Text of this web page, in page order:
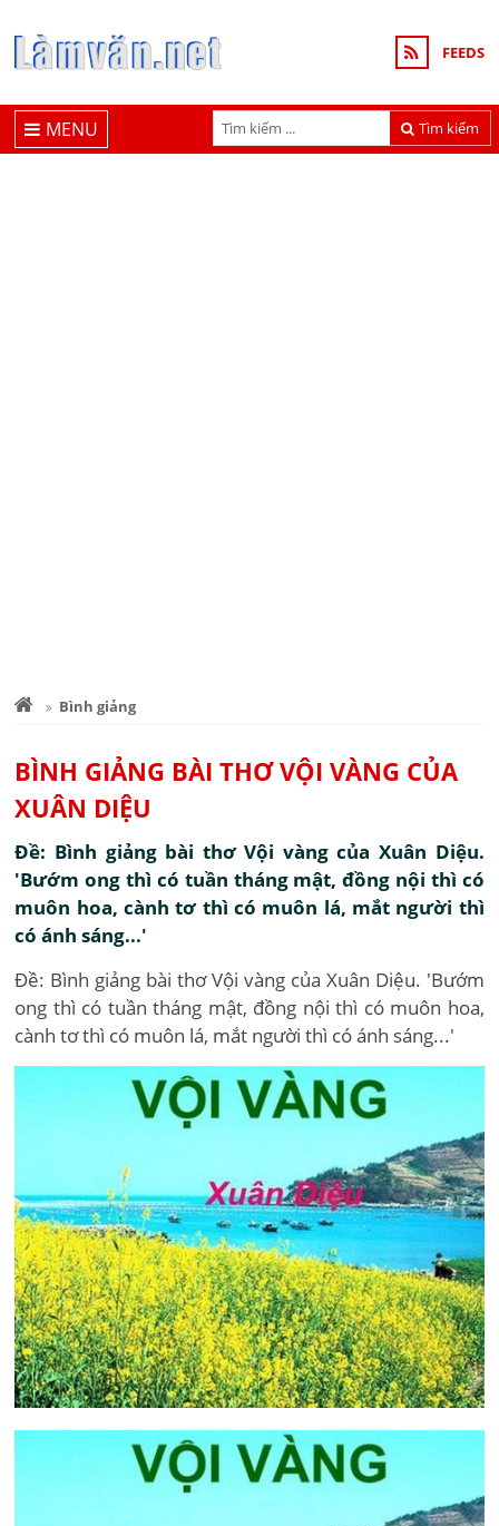
FEEDS
Tìm kiếm
MENU
Bình giảng
BÌNH GIẢNG BÀI THƠ VỘI VÀNG CỦA
XUÂN DIỆU
Đề: Bình giảng bài thơ Vội vàng của Xuân Diệu.
'Bướm ong thì có tuần tháng mật, đồng nội thì có
muôn hoa, cành tơ thì có muôn lá, mắt người thì
có ánh sáng...'
Đề: Bình giảng bài thơ Vội vàng của Xuân Diệu. 'Bướm
ong thì có tuần tháng mật, đồng nội thì có muôn hoa,
cành tơ thì có muôn lá, mắt người thì có ánh sáng...'